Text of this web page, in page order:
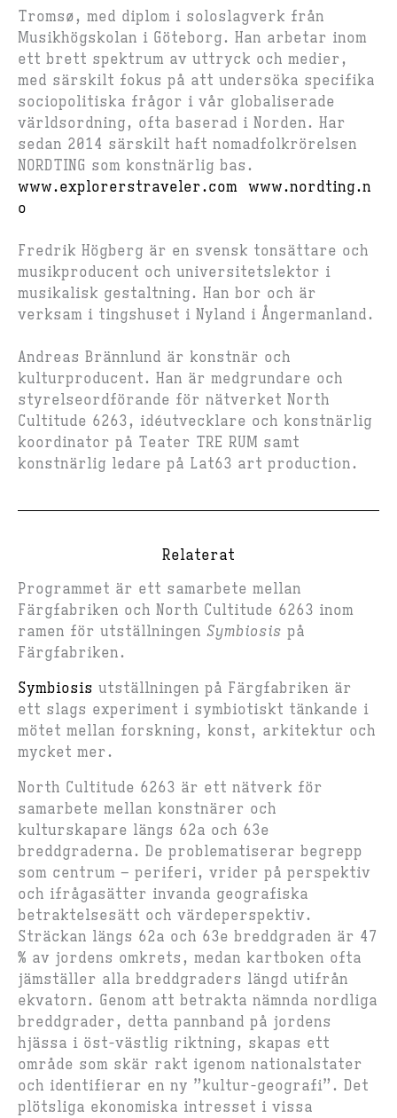
Tromsø, med diplom i soloslagverk från
Musikhögskolan i Göteborg. Han arbetar inom
ett brett spektrum av uttryck och medier,
med särskilt fokus på att undersöka specifika
sociopolitiska frågor i vår globaliserade
världsordning, ofta baserad i Norden. Har
sedan 2014 särskilt haft nomadfolkrörelsen
NORDTING som konstnärlig bas.
www.explorerstraveler.com www.nordting.n
o
Fredrik Högberg är en svensk tonsättare och
musikproducent och universitetslektor i
musikalisk gestaltning. Han bor och är
verksam i tingshuset i Nyland i Ångermanland.
Andreas Brännlund är konstnär och
kulturproducent. Han är medgrundare och
styrelseordförande för nätverket North
Cultitude 6263, idéutvecklare och konstnärlig
koordinator på Teater TRE RUM samt
konstnärlig ledare på Lat63 art production.
Relaterat
Programmet är ett samarbete mellan
Färgfabriken och North Cultitude 6263 inom
ramen för utställningen Symbiosis på
Färgfabriken.
Symbiosis utställningen på Färgfabriken är
ett slags experiment i symbiotiskt tänkande i
mötet mellan forskning, konst, arkitektur och
mycket mer.
North Cultitude 6263 är ett nätverk för
samarbete mellan konstnärer och
kulturskapare längs 62a och 63e
breddgraderna. De problematiserar begrepp
som centrum – periferi, vrider på perspektiv
och ifrågasätter invanda geografiska
betraktelsesätt och värdeperspektiv.
Sträckan längs 62a och 63e breddgraden är 47
% av jordens omkrets, medan kartboken ofta
jämställer alla breddgraders längd utifrån
ekvatorn. Genom att betrakta nämnda nordliga
breddgrader, detta pannband på jordens
hjässa i öst-västlig riktning, skapas ett
område som skär rakt igenom nationalstater
och identifierar en ny ”kultur-geografi”. Det
plötsliga ekonomiska intresset i vissa